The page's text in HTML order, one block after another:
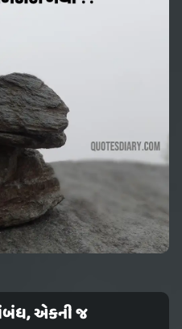
એકની જ